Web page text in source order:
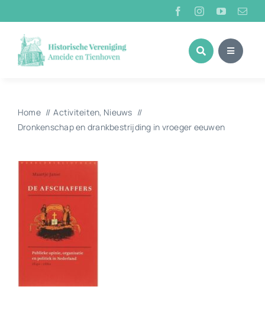
naar
inhoud
Home Activiteiten Nieuws
Dronkenschap en drankbestrijding in vroeger eeuwen